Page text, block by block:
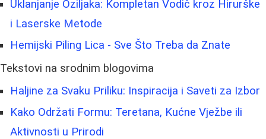
Uklanjanje Oziljaka: Kompletan Vodič kroz Hirurške
i Laserske Metode
Hemijski Piling Lica - Sve Što Treba da Znate
Tekstovi na srodnim blogovima
Haljine za Svaku Priliku: Inspiracija i Saveti za Izbor
Kako Održati Formu: Teretana, Kućne Vježbe ili
Aktivnosti u Prirodi